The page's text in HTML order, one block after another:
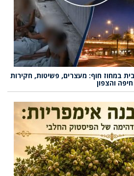
במחוז חוף: מעצרים, פשיטות, חקירות
והצפון